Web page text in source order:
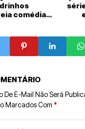
comédia
De E-Mail Não Será
Marcados Com *